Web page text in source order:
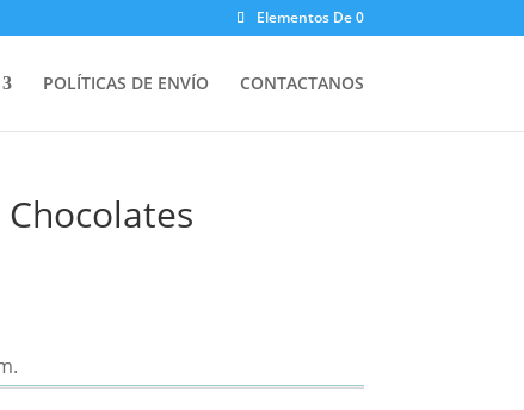
Elementos De 0
POLÍTICAS DE ENVÍO CONTACTANOS